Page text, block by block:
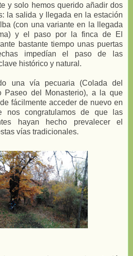
y solo hemos querido añadir dos
la salida y llegada en la estación
(con una variante en la llegada
y el paso por la finca de El
bastante tiempo unas puertas
impedían el paso de las
histórico y natural.
una vía pecuaria (Colada del
Paseo del Monasterio), a la que
fácilmente acceder de nuevo en
nos congratulamos de que las
hayan hecho prevalecer el
vías tradicionales.